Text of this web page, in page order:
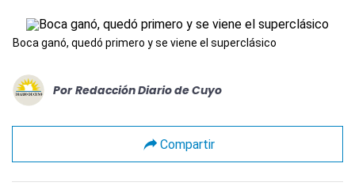
Boca ganó, quedó primero y se viene el superclásico
Por Redacción Diario de Cuyo
Compartir